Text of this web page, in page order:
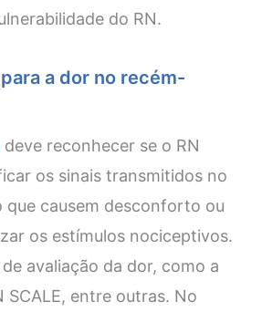
do RN.
a dor no recém-
deve reconhecer se o RN
os sinais transmitidos no
causem desconforto ou
os estímulos nociceptivos.
avaliação da dor, como a
SCALE, entre outras. No